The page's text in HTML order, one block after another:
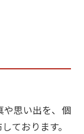
や思い出を、個
ております。